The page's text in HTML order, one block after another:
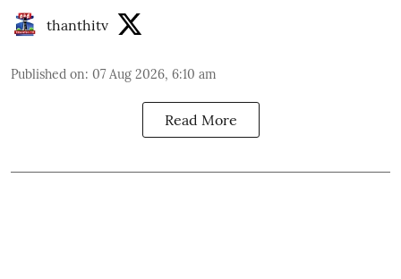
thanthitv
Published on: 07 Aug 2026, 6:10 am
Read More